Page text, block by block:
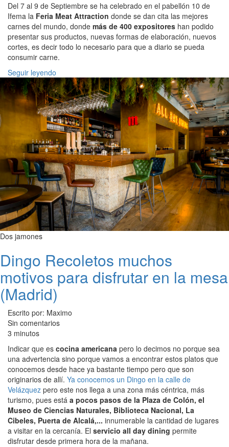
Del 7 al 9 de Septiembre se ha celebrado en el pabellón 10 de
Ifema la Feria Meat Attraction donde se dan cita las mejores
carnes del mundo, donde más de 400 expositores han podido
presentar sus productos, nuevas formas de elaboración, nuevos
cortes, es decir todo lo necesario para que a diario se pueda
consumir carne.
Seguir leyendo
Dos jamones
Dingo Recoletos muchos
motivos para disfrutar en la mesa
(Madrid)
Escrito por: Maximo
Sin comentarios
3 minutos
Indicar que es cocina americana pero lo decimos no porque sea
una advertencia sino porque vamos a encontrar estos platos que
conocemos desde hace ya bastante tiempo pero que son
originarios de allí. Ya conocemos un Dingo en la calle de
Velázquez pero este nos llega a una zona más céntrica, más
turismo, pues está a pocos pasos de la Plaza de Colón, el
Museo de Ciencias Naturales, Biblioteca Nacional, La
Cibeles, Puerta de Alcalá,... innumerable la cantidad de lugares
a visitar en la cercanía. El servicio all day dining permite
disfrutar desde primera hora de la mañana.